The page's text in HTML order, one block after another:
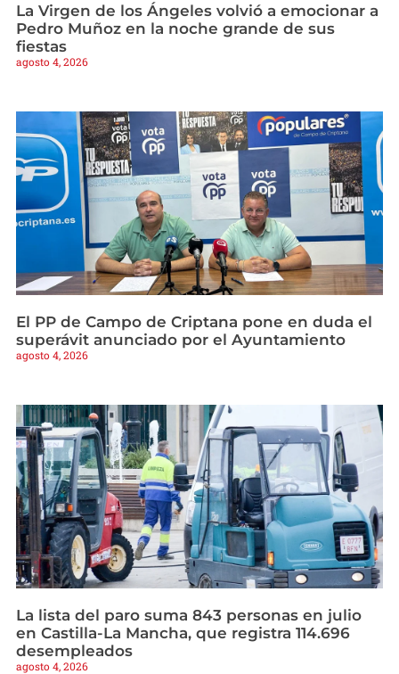
La Virgen de los Ángeles volvió a emocionar a
Pedro Muñoz en la noche grande de sus
fiestas
agosto 4, 2026
El PP de Campo de Criptana pone en duda el
superávit anunciado por el Ayuntamiento
agosto 4, 2026
La lista del paro suma 843 personas en julio
en Castilla-La Mancha, que registra 114.696
desempleados
agosto 4, 2026